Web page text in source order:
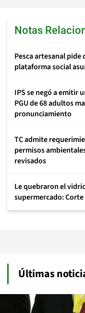
Notas
Pesca artesanal
plataforma social
IPS se negó a emitir
PGU de 68 adultos
pronunciamiento
TC admite
permisos
revisados
Le quebraron el
supermercado:
Últimas